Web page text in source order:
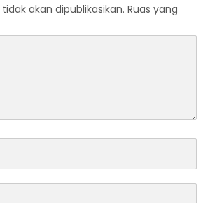
akan dipublikasikan. Ruas yang